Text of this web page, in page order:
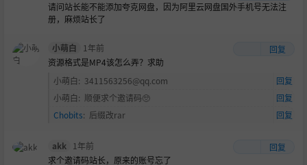
请问站长能不能添加夸克网盘，因为阿里云网盘国外手机号无法注
册，麻烦站长了
小萌白 1年前
回复
资源格式是MP4该怎么弄？求助
小萌白: 3411563256@qq.com
回复
小萌白: 顺便求个邀请码🥺
回复
Chobits: 后缀改rar 回复
akk 1年前
回复
求个邀请码站长，原来的账号忘了